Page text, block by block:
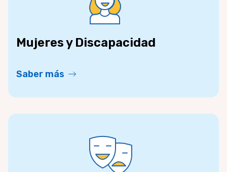
Mujeres y Discapacidad
Saber más